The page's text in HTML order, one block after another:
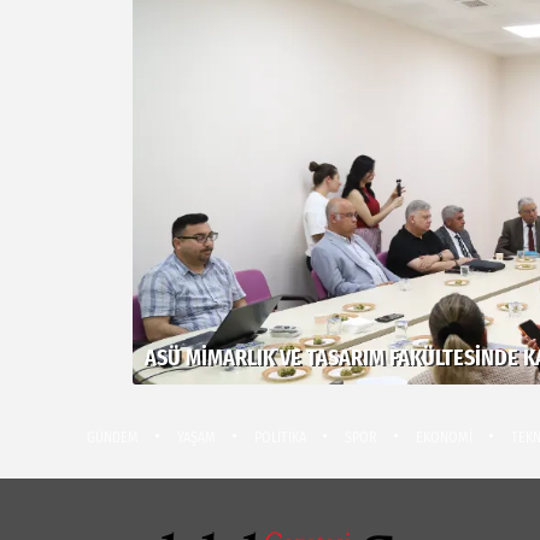
ASÜ MIMARLIK VE TASARIM FAKÜLTESINDE